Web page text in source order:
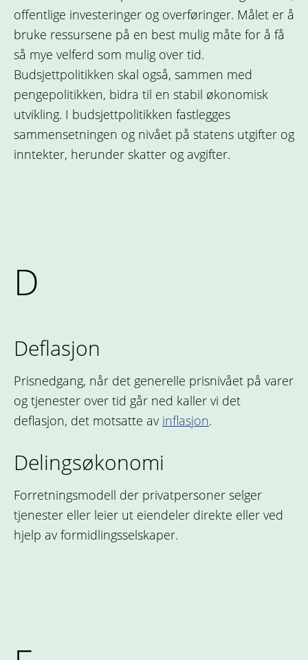
offentlige investeringer og overføringer. Målet er å
bruke ressursene på en best mulig måte for å få
så mye velferd som mulig over tid.
Budsjettpolitikken skal også, sammen med
pengepolitikken, bidra til en stabil økonomisk
utvikling. I budsjettpolitikken fastlegges
sammensetningen og nivået på statens utgifter og
inntekter, herunder skatter og avgifter.
D
Deflasjon
Prisnedgang, når det generelle prisnivået på varer
og tjenester over tid går ned kaller vi det
deflasjon, det motsatte av inflasjon.
Delingsøkonomi
Forretningsmodell der privatpersoner selger
tjenester eller leier ut eiendeler direkte eller ved
hjelp av formidlingsselskaper.